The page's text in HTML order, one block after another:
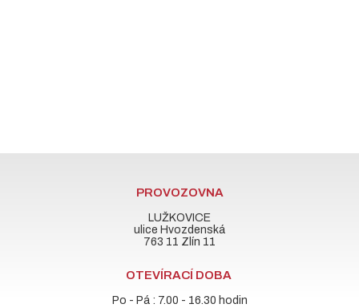
PROVOZOVNA
LUŽKOVICE
ulice Hvozdenská
763 11 Zlín 11
OTEVÍRACÍ DOBA
Po - Pá : 7.00 - 16.30 hodin